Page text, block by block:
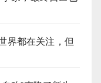
界都在关注，但